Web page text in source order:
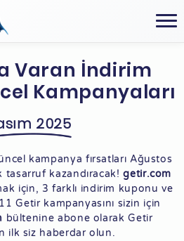
Varan İndirim
Kampanyaları
2025
kampanya fırsatları Ağustos
tasarruf kazandıracak!getir.com
için, 3 farklı indirim kuponu ve
Getir kampanyasını sizin için
bültenine abone olarak Getir
ilk siz haberdar olun.